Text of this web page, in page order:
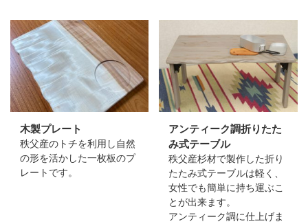
木製プレート
秩父産のトチを利用し自然
の形を活かした一枚板のプ
レートです。
アンティーク調折りたた
み式テーブル
秩父産杉材で製作した折り
たたみ式テーブルは軽く、
女性でも簡単に持ち運ぶこ
とが出来ます。
アンティーク調に仕上げま